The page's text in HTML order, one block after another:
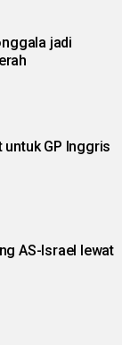
jadi
GP Inggris
AS-Israel lewat